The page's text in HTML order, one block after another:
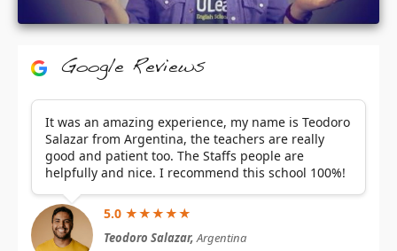
Google Reviews
It was an amazing experience, my name is Teodoro
Salazar from Argentina, the teachers are really
good and patient too. The Staffs people are
helpfully and nice. I recommend this school 100%!
5.0 ★★★★★
Teodoro Salazar,Argentina